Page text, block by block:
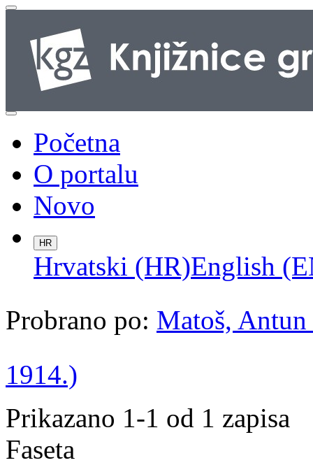
Početna
O portalu
Novo
HR
Hrvatski (HR)English
Probrano po: Matoš,
1914.)
Prikazano 1-1 od 1 zapisa
Faseta